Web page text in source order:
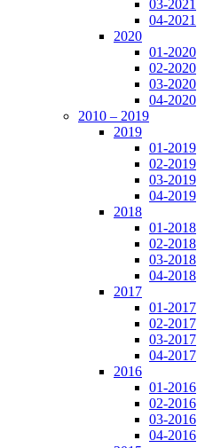
03-2021
04-2021
2020
01-2020
02-2020
03-2020
04-2020
2010 – 2019
2019
01-2019
02-2019
03-2019
04-2019
2018
01-2018
02-2018
03-2018
04-2018
2017
01-2017
02-2017
03-2017
04-2017
2016
01-2016
02-2016
03-2016
04-2016